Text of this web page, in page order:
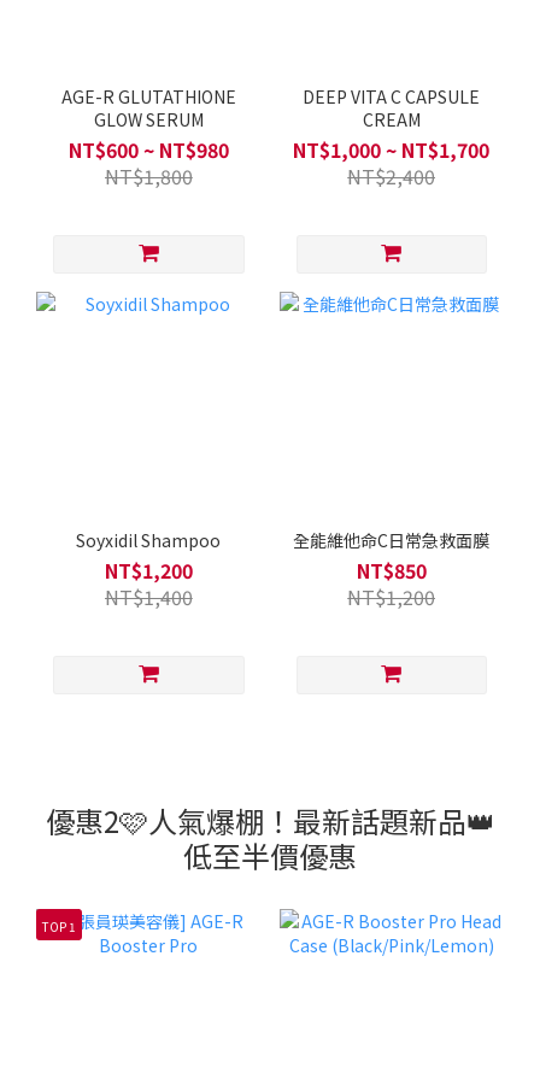
AGE-R GLUTATHIONE
GLOW SERUM
NT$600 ~ NT$980
NT$1,800
DEEP VITA C CAPSULE
CREAM
NT$1,000 ~ NT$1,700
NT$2,400
Soyxidil Shampoo
NT$1,200
NT$1,400
全能維他命C日常急救面膜
NT$850
NT$1,200
優惠2🩷人氣爆棚！最新話題新品👑
低至半價優惠
TOP 1